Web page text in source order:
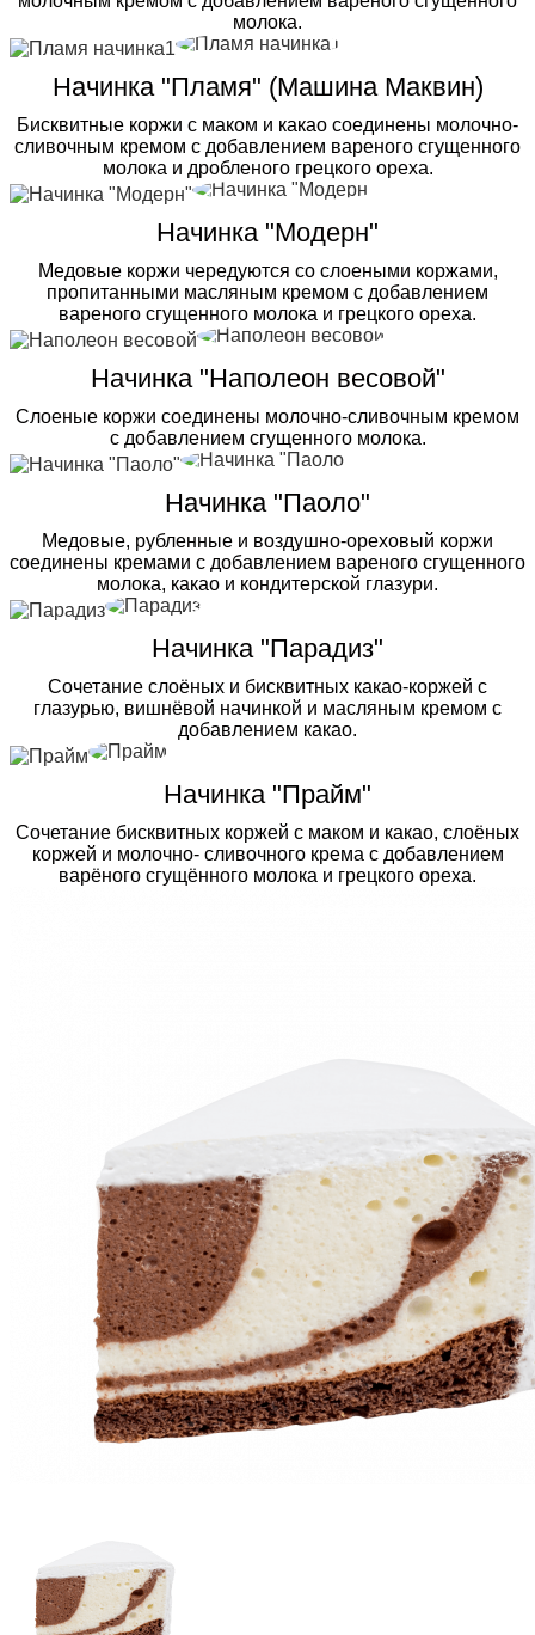
молока.
Начинка "Пламя" (Машина Маквин)
Бисквитные коржи с маком и какао соединены молочно-
сливочным кремом с добавлением вареного сгущенного
молока и дробленого грецкого ореха.
Начинка "Модерн"
Медовые коржи чередуются со слоеными коржами,
пропитанными масляным кремом с добавлением
вареного сгущенного молока и грецкого ореха.
Начинка "Наполеон весовой"
Слоеные коржи соединены молочно-сливочным кремом
с добавлением сгущенного молока.
Начинка "Паоло"
Медовые, рубленные и воздушно-ореховый коржи
соединены кремами с добавлением вареного сгущенного
молока, какао и кондитерской глазури.
Начинка "Парадиз"
Сочетание слоёных и бисквитных какао-коржей с
глазурью, вишнёвой начинкой и масляным кремом с
добавлением какао.
Начинка "Прайм"
Сочетание бисквитных коржей с маком и какао, слоёных
коржей и молочно- сливочного крема с добавлением
варёного сгущённого молока и грецкого ореха.